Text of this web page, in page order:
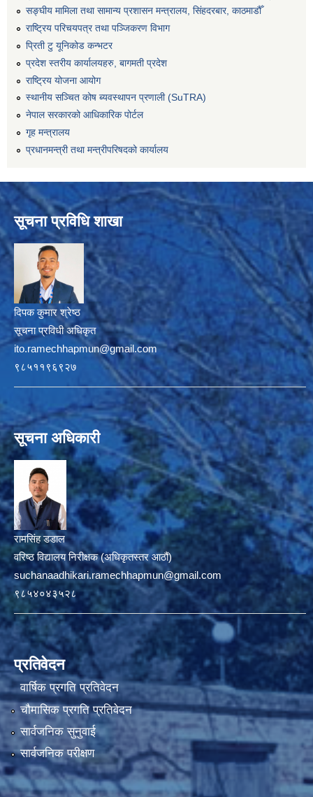
सङ्‍घीय मामिला तथा सामान्य प्रशासन मन्त्रालय, सिंहदरबार, काठमाडौँ
राष्ट्रिय परिचयपत्र तथा पञ्जिकरण विभाग
प्रिती टु यूनिकोड कन्भटर
प्रदेश स्तरीय कार्यालयहरु, बागमती प्रदेश
राष्ट्रिय योजना आयोग
स्थानीय सञ्चित कोष ब्यवस्थापन प्रणाली (SuTRA)
नेपाल सरकारको आधिकारिक पोर्टल
गृह मन्त्रालय
प्रधानमन्त्री तथा मन्त्रीपरिषदको कार्यालय
सूचना प्रविधि शाखा
दिपक कुमार श्रेष्ठ
सूचना प्रविधी अधिकृत
ito.ramechhapmun@gmail.com
९८५११९६९२७
सूचना अधिकारी
रामसिंह डडाल
वरिष्ठ विद्यालय निरीक्षक (अधिकृतस्तर आठौं)
suchanaadhikari.ramechhapmun@gmail.com
९८५४०४३५२८
प्रतिवेदन
वार्षिक प्रगति प्रतिवेदन
चौमासिक प्रगति प्रतिवेदन
सार्वजनिक सुनुवाई
सार्वजनिक परीक्षण